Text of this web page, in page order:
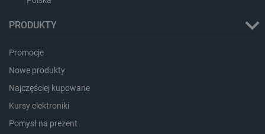
PRODUKTY
Promocje
Nowe produkty
Najczęściej kupowane
Kursy elektroniki
Pomysł na prezent